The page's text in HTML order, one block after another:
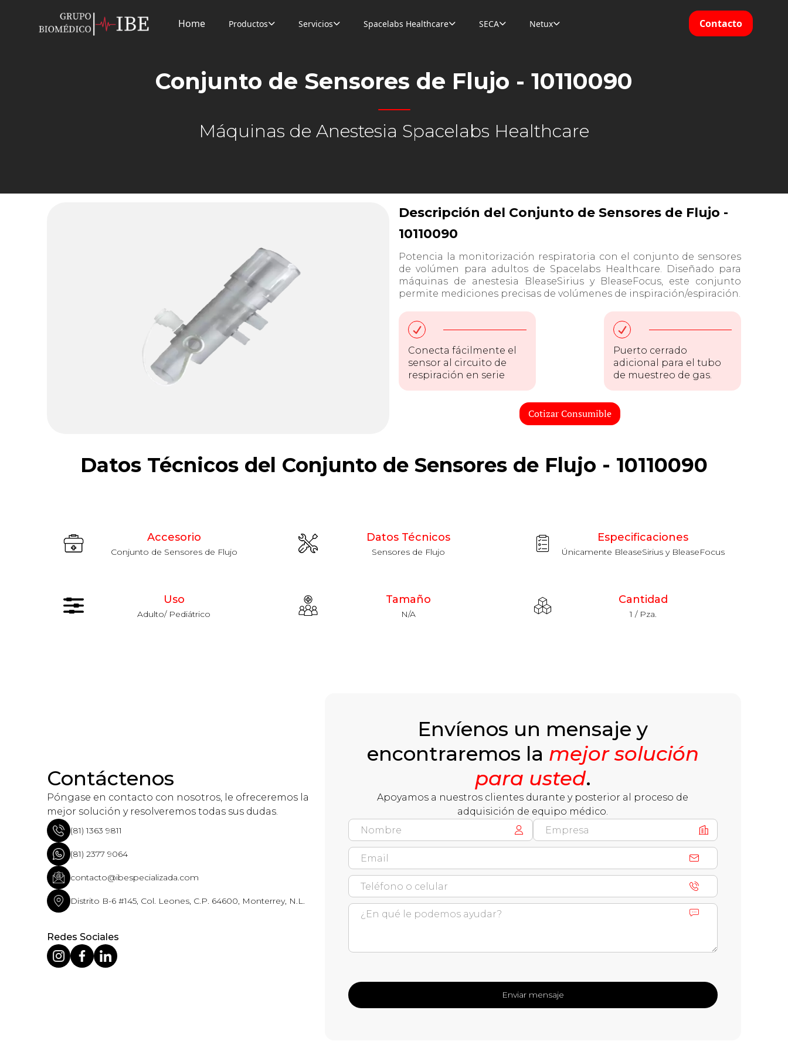
Home Productos Servicios Spacelabs Healthcare SECA Netux Contacto
Conjunto de Sensores de Flujo - 10110090
Máquinas de Anestesia Spacelabs Healthcare
Descripción del Conjunto de Sensores de Flujo -
10110090
Potencia la monitorización respiratoria con el conjunto de sensores
de volúmen para adultos de Spacelabs Healthcare. Diseñado para
máquinas de anestesia BleaseSirius y BleaseFocus, este conjunto
permite mediciones precisas de volúmenes de inspiración/espiración.
Conecta fácilmente el
sensor al circuito de
respiración en serie
Puerto cerrado
adicional para el tubo
de muestreo de gas.
Cotizar Consumible
Datos Técnicos del Conjunto de Sensores de Flujo - 10110090
Accesorio
Conjunto de Sensores de Flujo
Datos Técnicos
Sensores de Flujo
Especificaciones
Únicamente BleaseSirius y BleaseFocus
Uso
Adulto/ Pediátrico
Tamaño
N/A
Cantidad
1 / Pza.
Contáctenos
Póngase en contacto con nosotros, le ofreceremos la
mejor solución y resolveremos todas sus dudas.
(81) 1363 9811
(81) 2377 9064
contacto@ibespecializada.com
Distrito B-6 #145, Col. Leones, C.P. 64600, Monterrey, N.L.
Redes Sociales
Envíenos un mensaje y
encontraremos la mejor solución
para usted.
Apoyamos a nuestros clientes durante y posterior al proceso de
adquisición de equipo médico.